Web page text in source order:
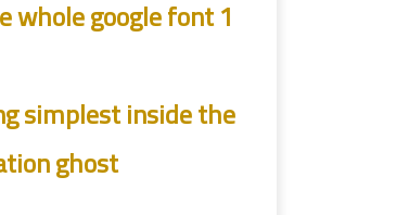
whole google font
simplest inside the
ghost.